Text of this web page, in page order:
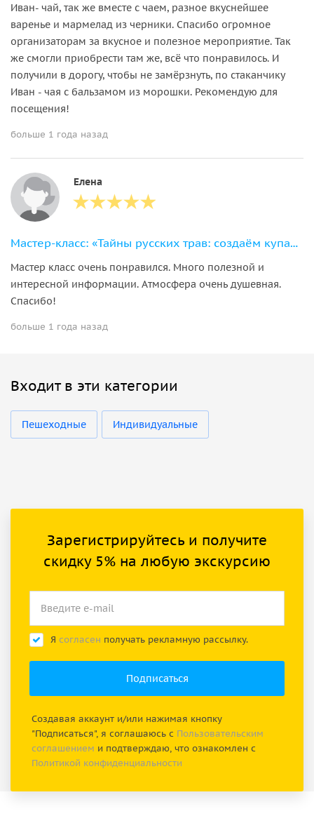
Иван- чай, так же вместе с чаем, разное вкуснейшее
варенье и мармелад из черники. Спасибо огромное
организаторам за вкусное и полезное мероприятие. Так
же смогли приобрести там же, всё что понравилось. И
получили в дорогу, чтобы не замёрзнуть, по стаканчику
Иван - чая с бальзамом из морошки. Рекомендую для
посещения!
больше 1 года назад
Елена
Мастер-класс: «Тайны русских трав: создаём купаж с Иван-чаем»
Мастер класс очень понравился. Много полезной и
интересной информации. Атмосфера очень душевная.
Спасибо!
больше 1 года назад
Входит в эти категории
Пешеходные Индивидуальные
Зарегистрируйтесь и получите
скидку 5% на любую экскурсию
Я согласен получать рекламную рассылку.
Создавая аккаунт и/или нажимая кнопку
"Подписаться", я соглашаюсь с Пользовательским
соглашением и подтверждаю, что ознакомлен с
Политикой конфиденциальности